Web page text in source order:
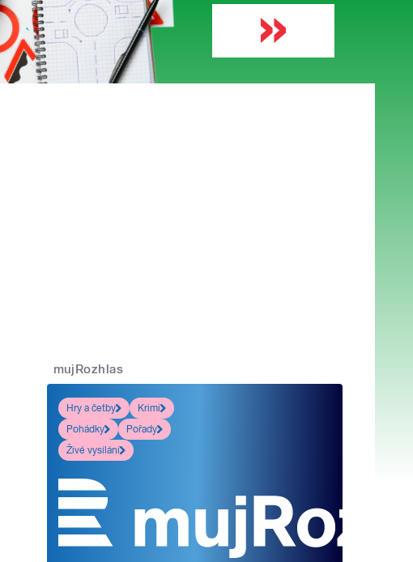
mujRozhlas
Hry a četby
Krimi
Pohádky
Pořady
Živé vysílání